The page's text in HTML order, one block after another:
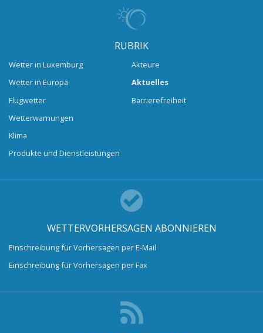
RUBRIK
Wetter in Luxemburg
Wetter in Europa
Flugwetter
Wetterwarnungen
Klima
Produkte und Dienstleistungen
Akteure
Aktuelles
Barrierefreiheit
WETTERVORHERSAGEN ABONNIEREN
Einschreibung für Vorhersagen per E-Mail
Einschreibung für Vorhersagen per Fax